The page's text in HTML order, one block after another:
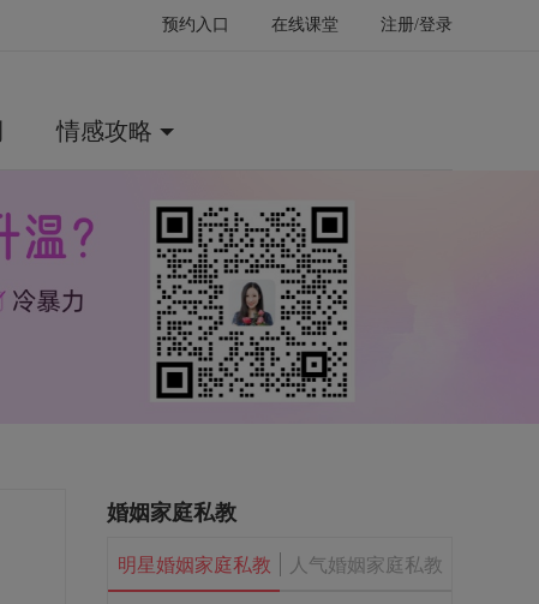
预约入口 在线课堂 注册/登录
情感攻略
婚姻家庭私教
明星婚姻家庭私教 人气婚姻家庭私教